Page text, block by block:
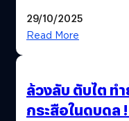
29/10/2025
Read More
ล้วงลับ ตับไต ทำ
กระสือในดบดล !